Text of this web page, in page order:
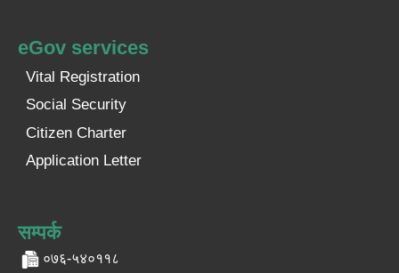
eGov services
Vital Registration
Social Security
Citizen Charter
Application Letter
सम्पर्क
०७६-५४०११८